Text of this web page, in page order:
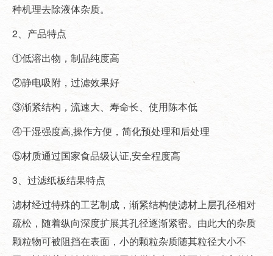
种机理去除液体杂质。
2、产品特点
①低溶出物，制品纯度高
②静电吸附，过滤效果好
③渐紧结构，流速大、寿命长、使用陈本低
④干湿强度高,操作方便，简化预处理和后处理
⑤材质通过国家食品级认证,安全程度高
3、过滤纸板结果特点
滤材经过特殊的工艺制成，渐紧结构使滤材上层孔径相对
疏松，随着纵向深度扩展其孔径逐渐紧密。由此大的杂质
颗粒物可被阻挡在表面，小的颗粒杂质随其粒径大小不